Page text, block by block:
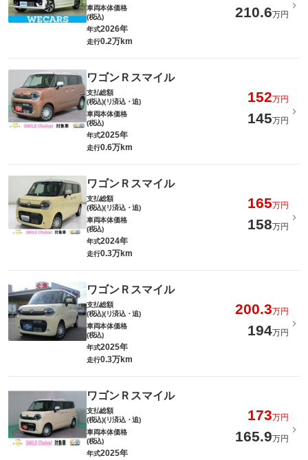
車両本体価格
(税込)
210.6万円
年式2026年
走行0.2万km
ワゴンＲスマイル
支払総額
(税込)(リ済込・追)
152万円
車両本体価格
(税込)
145万円
年式2025年
走行0.6万km
ワゴンＲスマイル
支払総額
(税込)(リ済込・追)
165万円
車両本体価格
(税込)
158万円
年式2024年
走行0.3万km
ワゴンＲスマイル
支払総額
(税込)(リ済込・追)
200.3万円
車両本体価格
(税込)
194万円
年式2025年
走行0.3万km
ワゴンＲスマイル
支払総額
(税込)(リ済込・追)
173万円
車両本体価格
(税込)
165.9万円
年式2025年